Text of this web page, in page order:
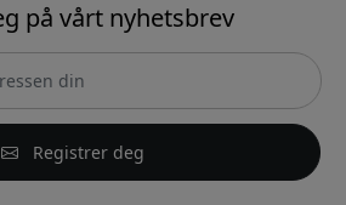
på vårt nyhetsbrev
Registrer deg